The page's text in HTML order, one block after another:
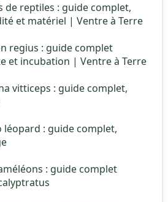
reptiles : guide complet,
et matériel | Ventre à Terre
regius : guide complet
et incubation | Ventre à Terre
vitticeps : guide complet,
: guide complet,
: guide complet